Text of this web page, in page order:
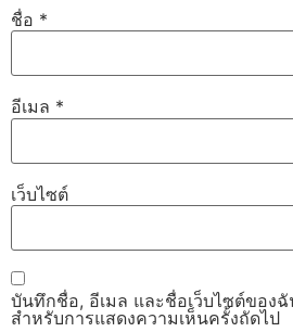
ชื่อ *
อีเมล *
เว็บไซต์
บันทึกชื่อ, อีเมล และชื่อเว็บไซต์ของฉั
สำหรับการแสดงความเห็นครั้งถัดไป